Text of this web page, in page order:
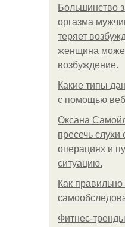
Большинство
оргазма
теряет
женщина
возбуждение.
Какие типы
с помощью
Оксана
пресечь слухи
операциях и
ситуацию.
Как
Фитнес-